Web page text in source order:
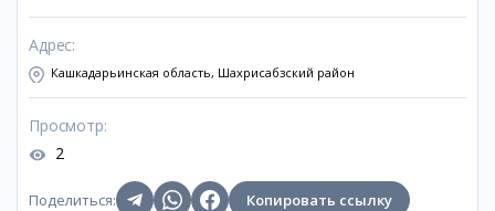
Адрес:
Кашкадарьинская область, Шахрисабзский район
Просмотр:
2
Поделиться: Копировать ссылку